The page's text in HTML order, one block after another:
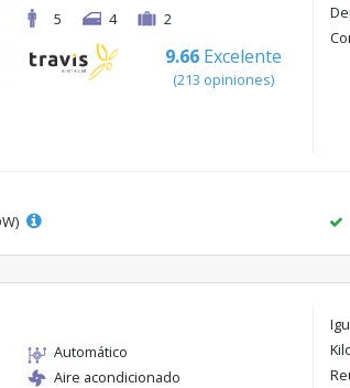
5
4 2
9.66 Excelente
(213 opiniones)
Automático
Aire acondicionado